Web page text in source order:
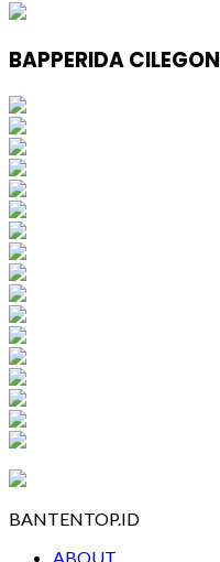
BAPPERIDA CILEGON
BANTENTOP.ID
ABOUT